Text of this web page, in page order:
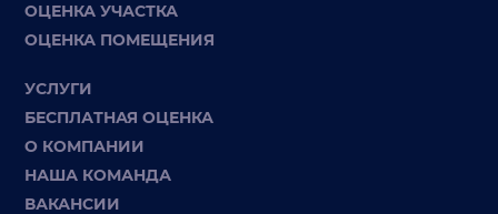
ОЦЕНКА УЧАСТКА
ОЦЕНКА ПОМЕЩЕНИЯ
УСЛУГИ
БЕСПЛАТНАЯ ОЦЕНКА
О КОМПАНИИ
НАША КОМАНДА
ВАКАНСИИ